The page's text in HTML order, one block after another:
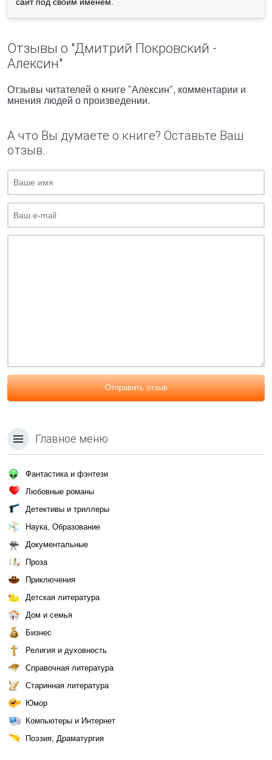
Отзывы о "Дмитрий Покровский -
Алексин"
Отзывы читателей о книге "Алексин", комментарии и
мнения людей о произведении.
А что Вы думаете о книге? Оставьте Ваш
отзыв.
Отправить отзыв
Главное меню
Фантастика и фэнтези
Любовные романы
Детективы и триллеры
Наука, Образование
Документальные
Проза
Приключения
Детская литература
Дом и семья
Бизнес
Религия и духовность
Справочная литература
Старинная литература
Юмор
Компьютеры и Интернет
Поэзия, Драматургия